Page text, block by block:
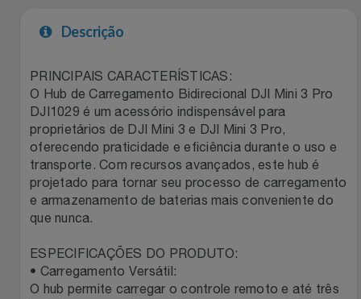
Esportes
Experiências
Ferramentas
Filmes
Informática
Havanna
Hospital De Amor
Jbl
Lity
Loccitane Au Bresil
Magalu
Méliuz
Natura
Netshoes
Pet Love Saúde
Descrição
PRINCIPAIS CARACTERÍSTICAS:
O Hub de Carregamento Bidirecional DJI Mini 3 Pro
DJI1029 é um acessório indispensável para
proprietários de DJI Mini 3 e DJI Mini 3 Pro,
oferecendo praticidade e eficiência durante o uso e
transporte. Com recursos avançados, este hub é
projetado para tornar seu processo de carregamento
e armazenamento de baterias mais conveniente do
que nunca.
ESPECIFICAÇÕES DO PRODUTO:
• Carregamento Versátil:
O hub permite carregar o controle remoto e até três